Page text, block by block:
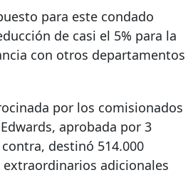
para este condado
de casi el 5% para la
con otros departamentos
por los comisionados
aprobada por 3
destinó 514.000
adicionales